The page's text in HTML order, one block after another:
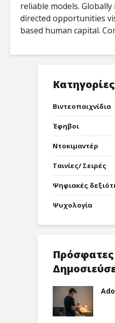
reliable models.
directed opportunities
based human capital.
Κατηγορίες
Βιντεοπαιχνίδια
Έφηβοι
Ντοκιμαντέρ
Ταινίες/ Σειρές
Ψηφιακές
Ψυχολογία
Πρόσφατες